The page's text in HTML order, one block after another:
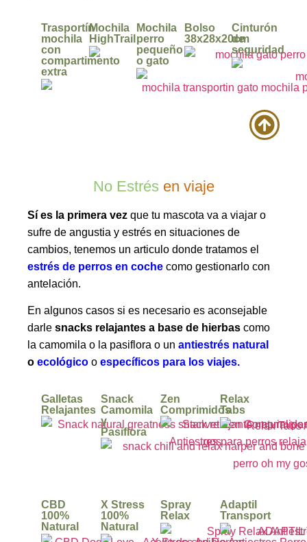
Trasportín
mochila
con
compartimento
extra
Mochila
HighTrail
Mochila
perro
pequeño
o gato
Bolso
38x28x20cm
Cinturón
de
seguridad
No Estrés en viaje
Sí es la primera vez que tu mascota va a viajar o
sufre de angustia y estrés en situaciones de
cambios, tenemos un articulo donde tratamos el
estrés de perros en coche como gestionarlo con
antelación.
En algunos casos si es necesario es aconsejable
darle snacks relajantes a base de hierbas como
la camomila o la pasiflora o un antiestrés natural
o ecológico o específicos para los viajes.
Galletas
Relajantes
Snack
Camomila
y
Pasiflora
Zen
Comprimidos
Relax
Tabs
CBD
100%
Natural
X Stress
100%
Natural
Spray
Relax
Adaptil
Transport